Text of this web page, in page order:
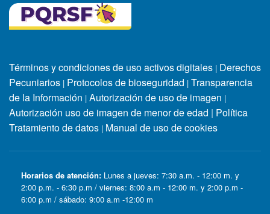
Términos y condiciones de uso activos digitales | Derechos
Pecuniarios | Protocolos de bioseguridad | Transparencia
de la Información | Autorización de uso de imagen |
Autorización uso de imagen de menor de edad | Política
Tratamiento de datos | Manual de uso de cookies
Horarios de atención: Lunes a jueves: 7:30 a.m. - 12:00 m. y
2:00 p.m. - 6:30 p.m / viernes: 8:00 a.m - 12:00 m. y 2:00 p.m -
6:00 p.m / sábado: 9:00 a.m -12:00 m